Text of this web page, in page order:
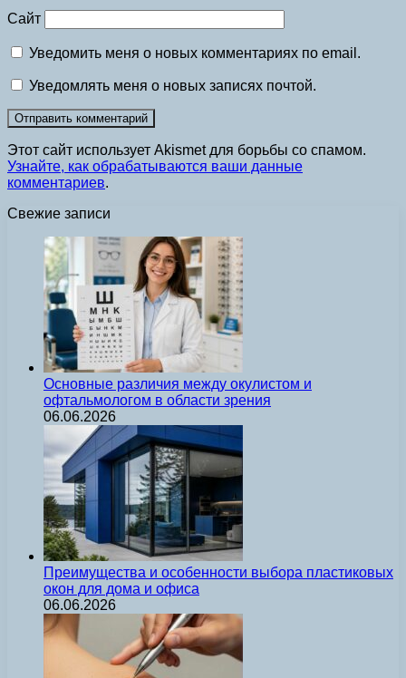
Сайт
Уведомить меня о новых комментариях по email.
Уведомлять меня о новых записях почтой.
Этот сайт использует Akismet для борьбы со спамом.
Узнайте, как обрабатываются ваши данные
комментариев.
Свежие записи
Основные различия между окулистом и
офтальмологом в области зрения
06.06.2026
Преимущества и особенности выбора пластиковых
окон для дома и офиса
06.06.2026